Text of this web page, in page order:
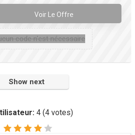
Voir Le Offre
code n'est nécessaire
Show next
4 (4 votes)